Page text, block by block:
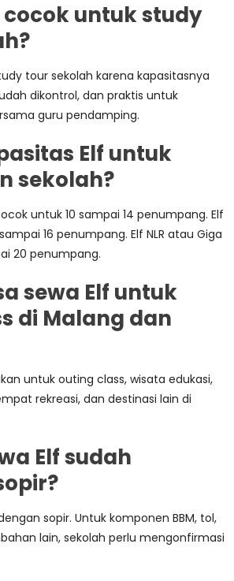
cocok untuk study
tour sekolah karena kapasitasnya
dikontrol, dan praktis untuk
guru pendamping.
Elf untuk
sekolah?
untuk 10 sampai 14 penumpang. Elf
16 penumpang. Elf NLR atau Giga
20 penumpang.
sewa Elf untuk
di Malang dan
untuk outing class, wisata edukasi,
rekreasi, dan destinasi lain di
Elf sudah
sopir. Untuk komponen BBM, tol,
lain, sekolah perlu mengonfirmasi